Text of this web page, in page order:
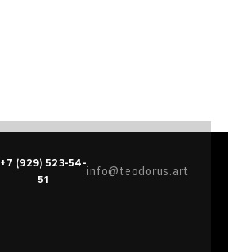
+7 (929) 523-54-
51
info@teodorus.art